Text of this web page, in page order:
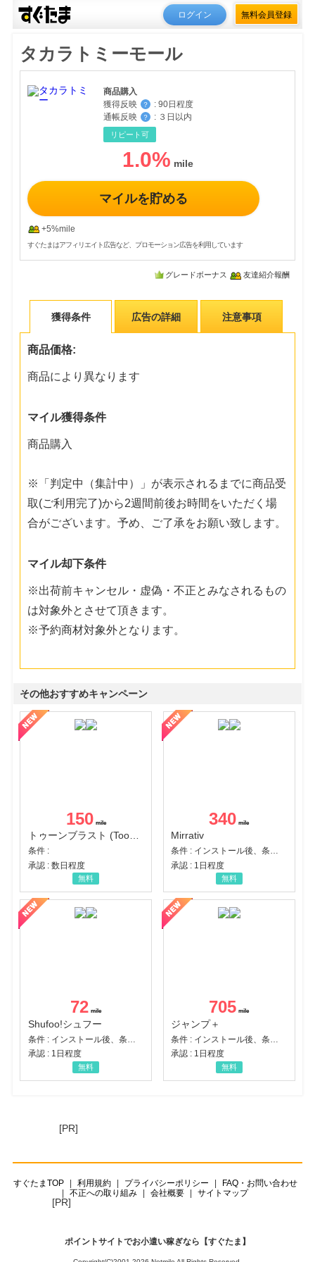
ログイン 無料会員登録
タカラトミーモール
商品購入
獲得反映
？ : 90日程度
通帳反映
？ : ３日以内
リピート可
1.0%
マイルを貯める
+5%mile
すぐたまはアフィリエイト広告など、プロモーション広告を利用しています
グレードボーナス 友達紹介報酬
獲得条件 広告の詳細 注意事項
商品価格:
商品により異なります
マイル獲得条件
商品購入
※「判定中（集計中）」が表示されるまでに商品受
取(ご利用完了)から2週間前後お時間をいただく場
合がございます。予め、ご了承をお願い致します。
マイル却下条件
※出荷前キャンセル・虚偽・不正とみなされるもの
は対象外とさせて頂きます。
※予約商材対象外となります。
その他おすすめキャンペーン
150
トゥーンブラスト (Toon Blast)
条件 :
承認 : 数日程度
無料
340
Mirrativ
条件 : インストール後、条件達成
承認 : 1日程度
無料
72
Shufoo!シュフー
承認 : 1日程度
無料
705
ジャンプ＋
承認 : 1日程度
無料
[PR]
すぐたまTOP 利用規約 プライバシーポリシー
FAQ・お問い合わせ
不正への取り組み
会社概要 サイトマップ
[PR]
ポイントサイトでお小遣い稼ぎなら【すぐたま】